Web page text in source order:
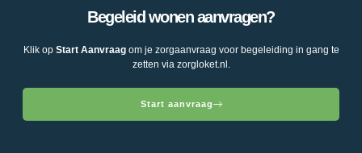
Begeleid wonen aanvragen?
Klik op Start Aanvraagom je zorgaanvraag voor begeleiding in gang te
zetten via zorgloket.nl.
Start aanvraag